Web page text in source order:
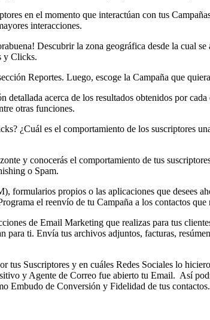
en el momento que interactúan con tus
interacciones.
Descubrir la zona geográfica desde la cual
y Clicks.
Reportes. Luego, escoge la Campaña que
acerca de los resultados obtenidos por
otras funciones.
¿Cuál es el comportamiento de los suscriptores
y conocerás el comportamiento de tus
o Spam.
formularios propios o las aplicaciones que desees
el reenvío de tu Campaña a los contactos
de Email Marketing que realizas para tus
para ti. Envía tus archivos adjuntos, facturas,
tus Suscriptores y en cuáles Redes Sociales lo
y Agente de Correo fue abierto tu Email. Así
Embudo de Conversión y Fidelidad de tus contactos.